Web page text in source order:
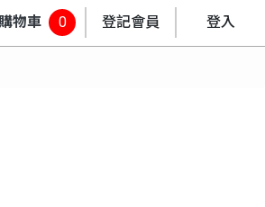
購物車 0 登記會員 登入